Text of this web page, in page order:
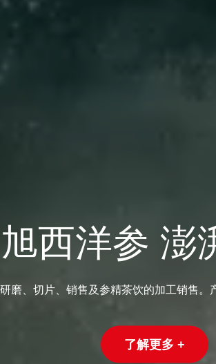
西洋参 澎
磨、切片、销售及参精茶饮的加工销售
了解更多 +